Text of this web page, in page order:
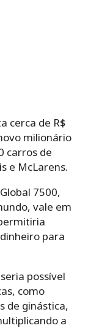
cerca de R$
milionário
carros de
e McLarens.
7500,
vale em
para
possível
como
de ginástica,
a